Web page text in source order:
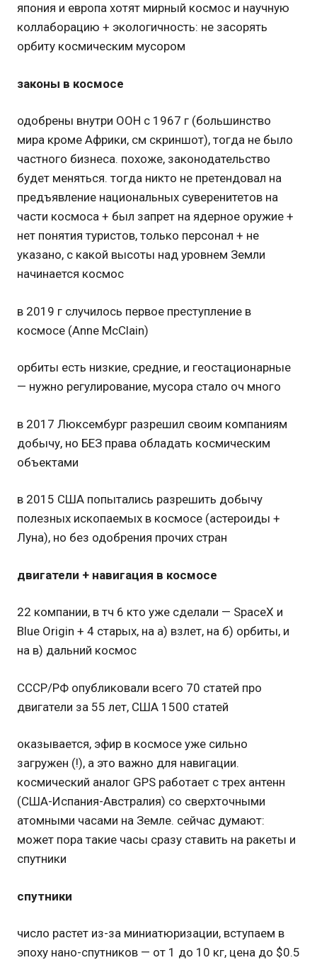
япония и европа хотят мирный космос и научную
коллаборацию + экологичность: не засорять
орбиту космическим мусором
законы в космосе
одобрены внутри ООН с 1967 г (большинство
мира кроме Африки, см скриншот), тогда не было
частного бизнеса. похоже, законодательство
будет меняться. тогда никто не претендовал на
предъявление национальных суверенитетов на
части космоса + был запрет на ядерное оружие +
нет понятия туристов, только персонал + не
указано, с какой высоты над уровнем Земли
начинается космос
в 2019 г случилось первое преступление в
космосе (Anne McClain)
орбиты есть низкие, средние, и геостационарные
— нужно регулирование, мусора стало оч много
в 2017 Люксембург разрешил своим компаниям
добычу, но БЕЗ права обладать космическим
объектами
в 2015 США попытались разрешить добычу
полезных ископаемых в космосе (астероиды +
Луна), но без одобрения прочих стран
двигатели + навигация в космосе
22 компании, в тч 6 кто уже сделали — SpaceX и
Blue Origin + 4 старых, на а) взлет, на б) орбиты, и
на в) дальний космос
СССР/РФ опубликовали всего 70 статей про
двигатели за 55 лет, США 1500 статей
оказывается, эфир в космосе уже сильно
загружен (!), а это важно для навигации.
космический аналог GPS работает с трех антенн
(США-Испания-Австралия) со сверхточными
атомными часами на Земле. сейчас думают:
может пора такие часы сразу ставить на ракеты и
спутники
спутники
число растет из-за миниатюризации, вступаем в
эпоху нано-спутников — от 1 до 10 кг, цена до $0.5